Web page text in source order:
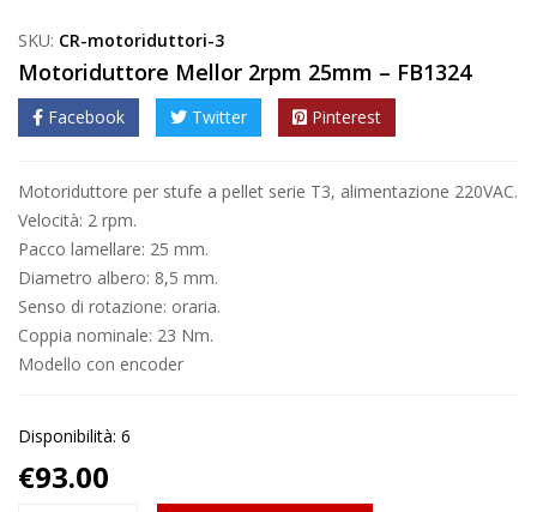
SKU: CR-motoriduttori-3
Motoriduttore Mellor 2rpm 25mm – FB1324
Facebook Twitter Pinterest
Motoriduttore per stufe a pellet serie T3, alimentazione 220VAC.
Velocità: 2 rpm.
Pacco lamellare: 25 mm.
Diametro albero: 8,5 mm.
Senso di rotazione: oraria.
Coppia nominale: 23 Nm.
Modello con encoder
Disponibilità: 6
€93.00